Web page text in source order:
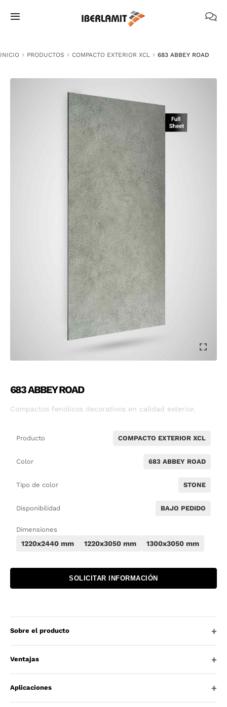
Toggle
NOSOTROS
DOCUMENTACIÓN TÉCNICA
MEDIO AMBIENTE
INICIO PRODUCTOS COMPACTO EXTERIOR XCL 683 ABBEY ROAD
683 ABBEY ROAD
Compactos fenólicos decorativos en calidad exterior.
Producto COMPACTO EXTERIOR XCL
Color 683 ABBEY ROAD
Tipo de color STONE
Disponibilidad BAJO PEDIDO
Dimensiones
1220x2440 mm 1220x3050 mm 1300x3050 mm
SOLICITAR INFORMACIÓN
Sobre el producto
Ventajas
Aplicaciones